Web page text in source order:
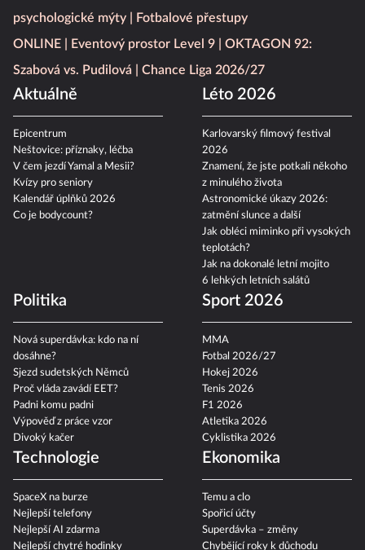
psychologické mýty
Fotbalové přestupy
ONLINE
Eventový prostor Level 9
OKTAGON 92:
Szabová vs. Pudilová
Chance Liga 2026/27
Aktuálně
Epicentrum
Neštovice: příznaky, léčba
V čem jezdí Yamal a Mesii?
Kvízy pro seniory
Kalendář úplňků 2026
Co je bodycount?
Léto 2026
Karlovarský filmový festival
2026
Znamení, že jste potkali někoho
z minulého života
Astronomické úkazy 2026:
zatmění slunce a další
Jak obléci miminko při vysokých
teplotách?
Jak na dokonalé letní mojito
6 lehkých letních salátů
Politika
Nová superdávka: kdo na ní
dosáhne?
Sjezd sudetských Němců
Proč vláda zavádí EET?
Padni komu padni
Výpověď z práce vzor
Divoký kačer
Sport 2026
MMA
Fotbal 2026/27
Hokej 2026
Tenis 2026
F1 2026
Atletika 2026
Cyklistika 2026
Technologie
SpaceX na burze
Nejlepší telefony
Nejlepší AI zdarma
Nejlepší chytré hodinky
Ekonomika
Temu a clo
Spořicí účty
Superdávka – změny
Chybějící roky k důchodu